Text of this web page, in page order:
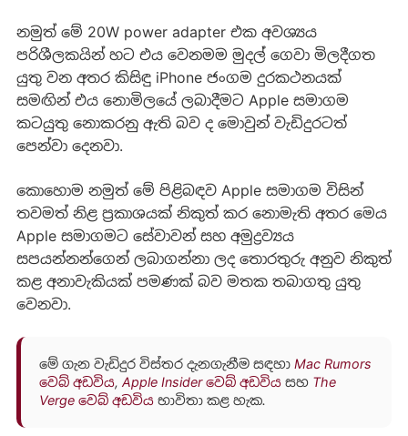
නමුත් මේ 20W power adapter එක අවශ්‍යය
පරිශීලකයින් හට එය වෙනමම මුදල් ගෙවා මිලදීගත
යුතු වන අතර කිසිඳු iPhone ජංගම දුරකථනයක්
සමඟින් එය නොමිලයේ ලබාදීමට Apple සමාගම
කටයුතු නොකරනු ඇති බව ද මොවුන් වැඩිදුරටත්
පෙන්වා දෙනවා.
කොහොම නමුත් මේ පිළිබඳව Apple සමාගම විසින්
තවමත් නිළ ප්‍රකාශයක් නිකුත් කර නොමැති අතර මෙය
Apple සමාගමට සේවාවන් සහ අමුද්‍රව්‍යය
සපයන්නන්ගෙන් ලබාගන්නා ලද තොරතුරු අනුව නිකුත්
කළ අනාවැකියක් පමණක් බව මතක තබාගතු යුතු
වෙනවා.
මේ ගැන වැඩිදුර විස්තර දැනගැනීම සඳහා Mac Rumors
වෙබ් අඩවිය, Apple Insider වෙබ් අඩවියසහ The
Verge වෙබ් අඩවියභාවිතා කළ හැක.